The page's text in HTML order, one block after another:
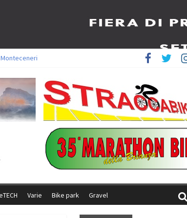
gli Elite. Corvi fora ed è 4^
5^ la migliore tra gli italiani
leggendaria storia
Varie Bike park Gravel